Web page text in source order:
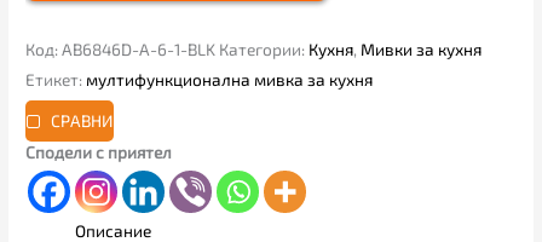
Код:AB6846D-A-6-1-BLK Категории: Кухня, Мивки за кухня
Етикет: мултифункционална мивка за кухня
СРАВНИ
Сподели с приятел
Описание